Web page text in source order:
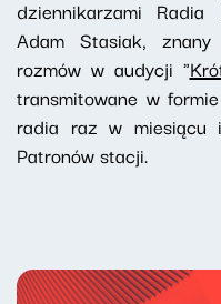
dziennikarzami
Adam Stasiak,
rozmów w audycji "
transmitowane w
radia raz w miesiącu
Patronów stacji.